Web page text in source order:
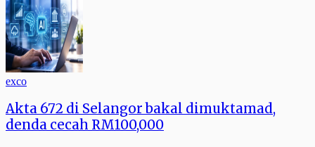
exco
Akta 672 di Selangor bakal dimuktamad,
denda cecah RM100,000